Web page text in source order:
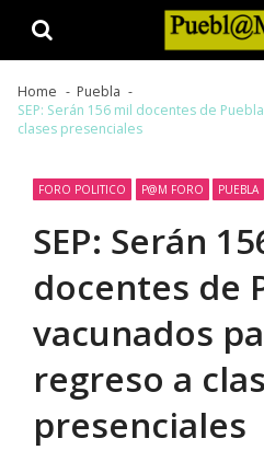
Home
Puebla
SEP: Serán 156 mil docentes de
clases presenciales
FORO POLITICO P@M FORO PUEBLA
SEP: Serán
docentes de
vacunados
regreso a
presenciales